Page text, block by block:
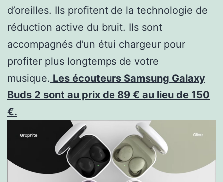
d’oreilles. Ils profitent de la technologie de
réduction active du bruit. Ils sont
accompagnés d’un étui chargeur pour
profiter plus longtemps de votre
musique. Les écouteurs Samsung Galaxy
Buds 2 sont au prix de 89 € au lieu de 150
€.